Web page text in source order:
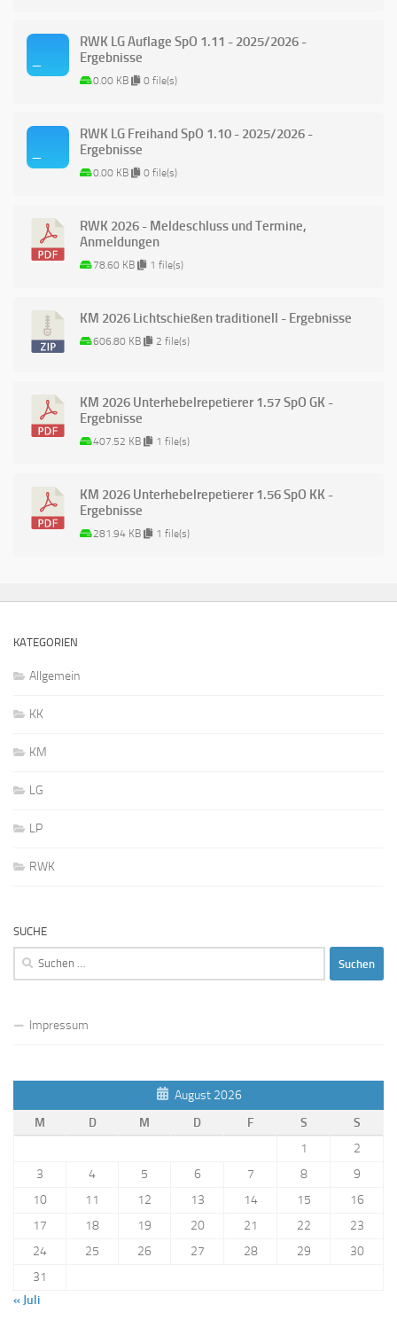
RWK LG Auflage SpO 1.11 - 2025/2026 -
Ergebnisse
0.00 KB 0 file(s)
RWK LG Freihand SpO 1.10 - 2025/2026 -
Ergebnisse
0.00 KB 0 file(s)
RWK 2026 - Meldeschluss und Termine,
Anmeldungen
78.60 KB 1 file(s)
KM 2026 Lichtschießen traditionell - Ergebnisse
606.80 KB 2 file(s)
KM 2026 Unterhebelrepetierer 1.57 SpO GK -
Ergebnisse
407.52 KB 1 file(s)
KM 2026 Unterhebelrepetierer 1.56 SpO KK -
Ergebnisse
281.94 KB 1 file(s)
KATEGORIEN
Allgemein
KK
KM
LG
LP
RWK
SUCHE
Suchen
nach:
Impressum
August 2026
M
D M D F S
S
1
2
3
4 5 6 7 8
9
10
11 12 13 14 15
16
17
18 19 20 21 22
23
24
25 26 27 28 29
30
31
« Juli